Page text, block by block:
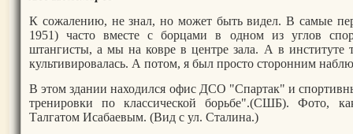
К сожалению, не знал, но может быть видел. В самые
1951) часто вместе с борцами в одном из углов
штангисты, а мы на ковре в центре зала. А в институте
культивировалась. А потом, я был просто сторонним
В этом здании находился офис ДСО "Спартак" и
тренировки по классической борьбе".(СШБ). Фото,
Талгатом Исабаевым. (Вид с ул. Сталина.)